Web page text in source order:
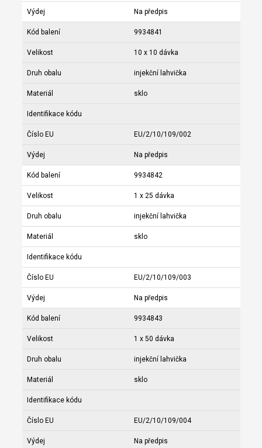
Výdej Na předpis
Kód balení 9934841
Velikost 10 x 10 dávka
Druh obalu injekční lahvička
Materiál sklo
Identifikace kódu
Číslo EU EU/2/10/109/002
Výdej Na předpis
Kód balení 9934842
Velikost 1 x 25 dávka
Druh obalu injekční lahvička
Materiál sklo
Identifikace kódu
Číslo EU EU/2/10/109/003
Výdej Na předpis
Kód balení 9934843
Velikost 1 x 50 dávka
Druh obalu injekční lahvička
Materiál sklo
Identifikace kódu
Číslo EU EU/2/10/109/004
Výdej Na předpis